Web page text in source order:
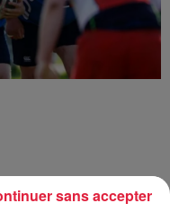
à 0h00sans accepter